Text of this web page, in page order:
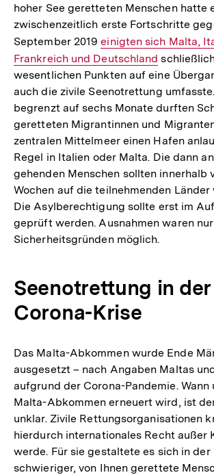
hoher See geretteten Menschen hatte
zwischenzeitlich erste Fortschritte
September 2019Interner
Link:
einigten sich Malta,
Frankreich und Deutschland
wesentlichen Punkten auf eine
auch die zivile Seenotrettung
begrenzt auf sechs Monate durften
geretteten Migrantinnen und
zentralen Mittelmeer einen Hafen
Regel in Italien oder Malta. Die dann
gehenden Menschen sollten innerhalb
Wochen auf die teilnehmenden
Die Asylberechtigung sollte erst im
geprüft werden. Ausnahmen waren
Sicherheitsgründen möglich.
Seenotrettung in der
Corona-Krise
Das Malta-Abkommen wurde Ende
ausgesetzt – nach Angaben Maltas
aufgrund der Corona-Pandemie. Wann
Malta-Abkommen erneuert wird, ist
unklar. Zivile Rettungsorganisationen
hierdurch internationales Recht außer
werde. Für sie gestaltete es sich in
schwieriger, von Ihnen gerettete